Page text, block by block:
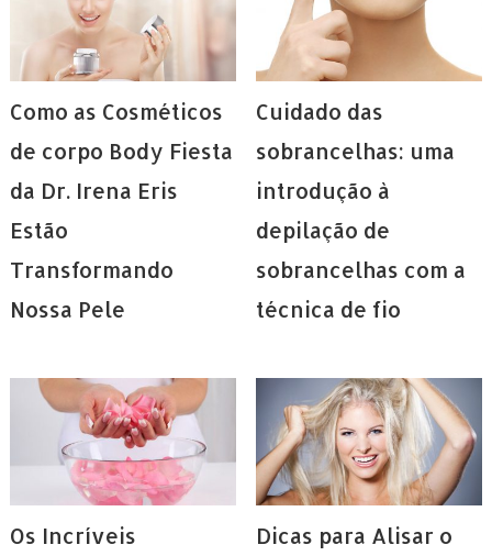
Como as Cosméticos
de corpo Body Fiesta
da Dr. Irena Eris
Estão
Transformando
Nossa Pele
Cuidado das
sobrancelhas: uma
introdução à
depilação de
sobrancelhas com a
técnica de fio
Os Incríveis
Dicas para Alisar o